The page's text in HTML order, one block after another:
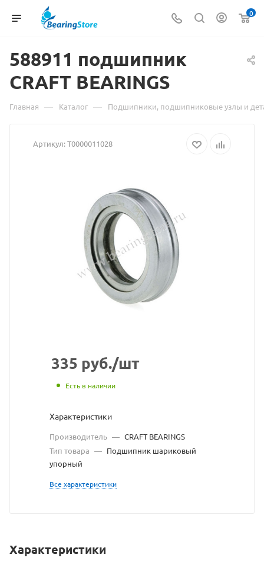
0
588911 подшипник
CRAFT Материал
о
588911
CRAFT
BEARINGS
взят
с
сайта
https://
https://
без
разрешения
сайта
BEARINGS
Главная — Каталог — Подшипники, подшипниковые узлы и
Артикул:Т0000011028
335 руб./шт
Есть в наличии
Характеристики
Производитель — CRAFT BEARINGS
Тип товара — Подшипник шариковый
упорный
Все характеристики
Характеристики